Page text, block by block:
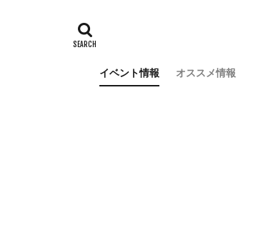
イベント情報 オススメ情報